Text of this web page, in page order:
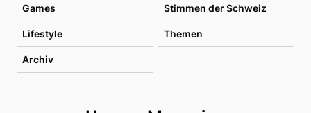
Games Stimmen der Schweiz
Lifestyle Themen
Archiv